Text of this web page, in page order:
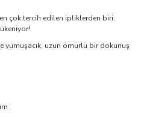
çok tercih edilen ipliklerden biri.
yumuşacık, uzun ömürlü bir dokunuş